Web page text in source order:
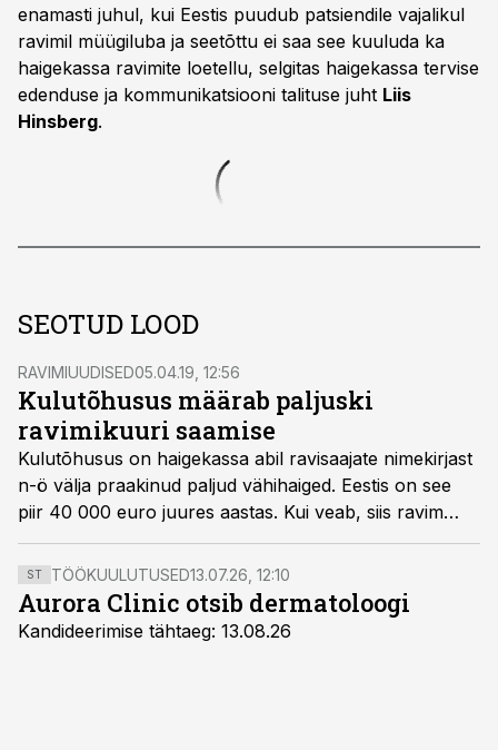
enamasti juhul, kui Eestis puudub patsiendile vajalikul
ravimil müügiluba ja seetõttu ei saa see kuuluda ka
haigekassa ravimite loetellu, selgitas haigekassa tervise
edenduse ja kommunikatsiooni talituse juht Liis
Hinsberg.
SEOTUD LOOD
RAVIMIUUDISED05.04.19, 12:56
Kulutõhusus määrab paljuski
ravimikuuri saamise
Kulutõhusus on haigekassa abil ravisaajate nimekirjast
n-ö välja praakinud paljud vähihaiged. Eestis on see
piir 40 000 euro juures aastas. Kui veab, siis ravim
ikkagi haigeni jõuab.
ST TÖÖKUULUTUSED13.07.26, 12:10
Aurora Clinic otsib dermatoloogi
Kandideerimise tähtaeg: 13.08.26